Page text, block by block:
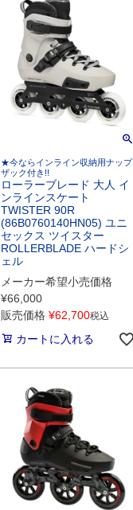
★今ならインライン収納用ナップ
ザック付き!!
ローラーブレード 大人 イ
ンラインスケート
TWISTER 90R
(86B0760140HN05) ユニ
セックス ツイスター
ROLLERBLADE ハードシ
ェル
メーカー希望小売価格
¥66,000
販売価格 ¥62,700税込
カートに入れる